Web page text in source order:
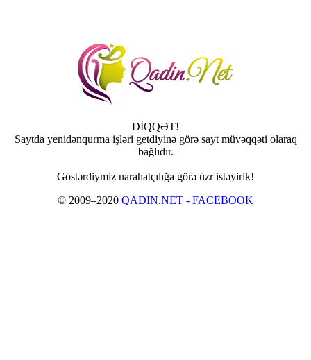
DİQQƏT!
Saytda yenidənqurma işləri getdiyinə görə sayt müvəqqəti olaraq
bağlıdır.
Göstərdiymiz narahatçılığa görə üzr istəyirik!
© 2009–2020 QADIN.NET - FACEBOOK